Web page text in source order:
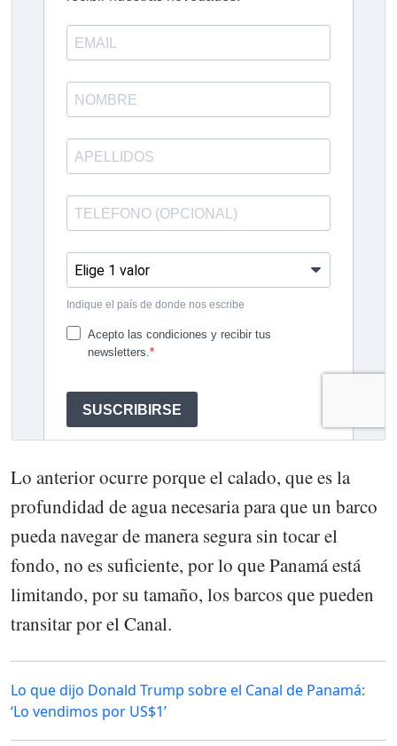
Lo anterior ocurre porque el calado, que es la
profundidad de agua necesaria para que un barco
pueda navegar de manera segura sin tocar el
fondo, no es suficiente, por lo que Panamá está
limitando, por su tamaño, los barcos que pueden
transitar por el Canal.
Lo que dijo Donald Trump sobre el Canal de Panamá:
‘Lo vendimos por US$1’